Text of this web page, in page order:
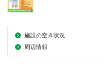
施設の空き状況
周辺情報